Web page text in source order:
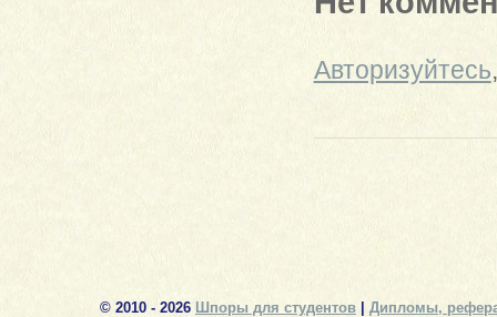
Авторизуйтесь
© 2010 - 2026 Шпоры для студентов Дипломы,